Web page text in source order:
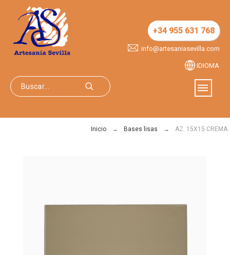
+34 955 631 768
info@artesaniasevilla.com
IDIOMA
Inicio Bases lisas AZ. 15X15 CREMA